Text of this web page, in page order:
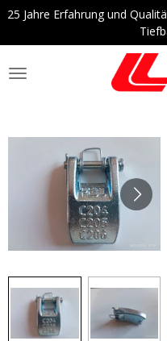
Zum
springen
25 Jahre Erfahrung und